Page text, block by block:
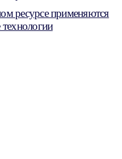
ресурсе применяются